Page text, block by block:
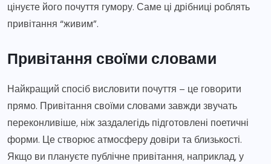
цінуєте його почуття гумору. Саме ці дрібниці роблять
привітання “живим”.
Привітання своїми словами
Найкращий спосіб висловити почуття – це говорити
прямо. Привітання своїми словами завжди звучать
переконливіше, ніж заздалегідь підготовлені поетичні
форми. Це створює атмосферу довіри та близькості.
Якщо ви плануєте публічне привітання, наприклад, у